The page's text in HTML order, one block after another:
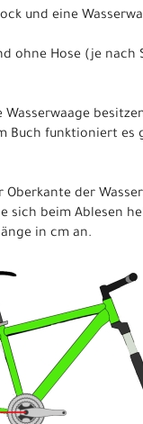
und eine
ohne Hose (je
Wasserwaage
Buch funktioniert es
der
sich beim Ablesen
in cm an.